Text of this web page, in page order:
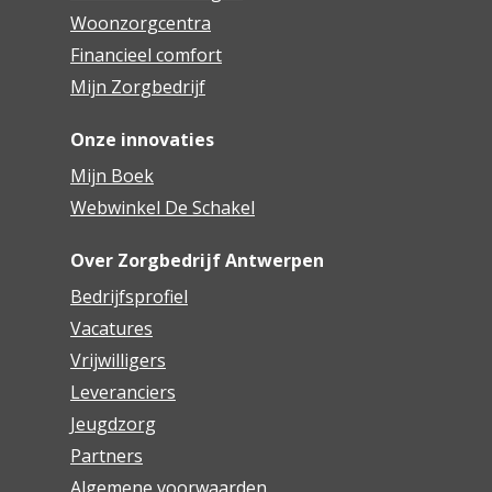
Woonzorgcentrum Lichtenberg
Woonzorgcentrum Lozanahof
Woonzorgcentrum Rivierenhof
Woonzorgcentrum Ruytenburg
Woonzorgcentrum Sint Anna
Woonzorgcentrum Sint Bartholomeus
Woonzorgcentrum Sint Maria en De Vrije
Vlinder Antwerpen
Woonzorgcentrum Vinck Heymans
Woonzorgcentra
Financieel comfort
Mijn Zorgbedrijf
Onze innovaties
Mijn Boek
Webwinkel De Schakel
Over Zorgbedrijf Antwerpen
Bedrijfsprofiel
Vacatures
Vrijwilligers
Leveranciers
Jeugdzorg
Partners